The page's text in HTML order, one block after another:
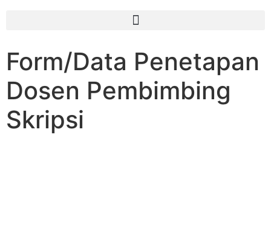
Form/Data Penetapan
Dosen Pembimbing
Skripsi